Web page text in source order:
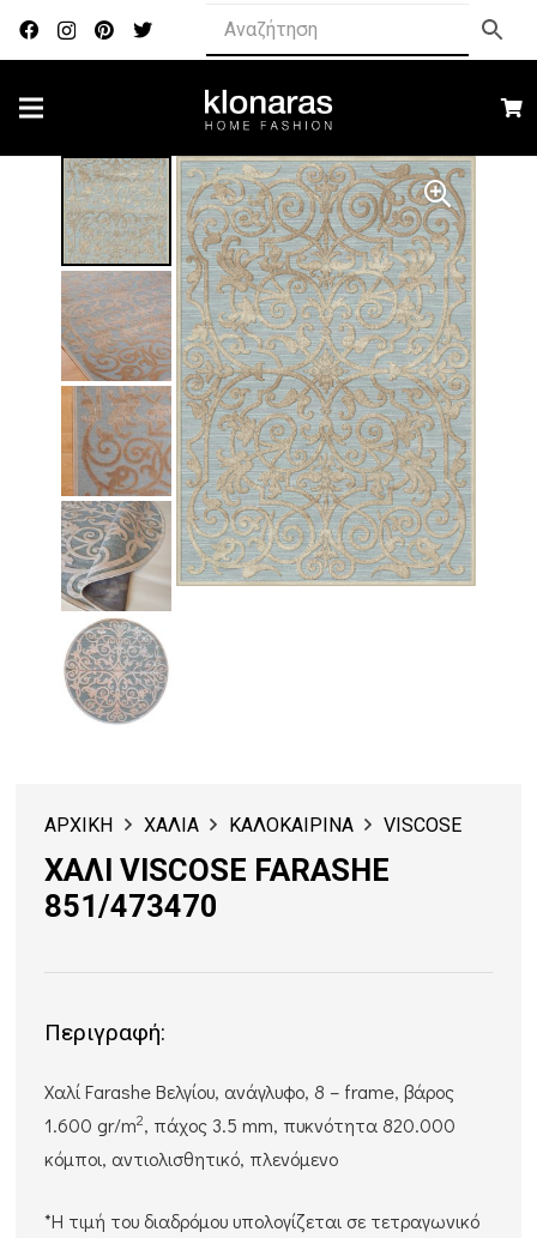
ΑΡΧΙΚΗ ΧΑΛΙΑ ΚΑΛΟΚΑΙΡΙΝΑ VISCOSE
ΧΑΛΙ VISCOSE FARASHE
851/473470
Περιγραφή:
Χαλί Farashe Βελγίου, ανάγλυφο, 8 – frame, βάρος
1.600 gr/m2, πάχος 3.5 mm, πυκνότητα 820.000
κόμποι, αντιολισθητικό, πλενόμενο
*Η τιμή του διαδρόμου υπολογίζεται σε τετραγωνικό